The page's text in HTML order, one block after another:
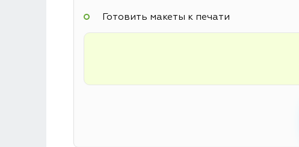
Готовить макеты к печати